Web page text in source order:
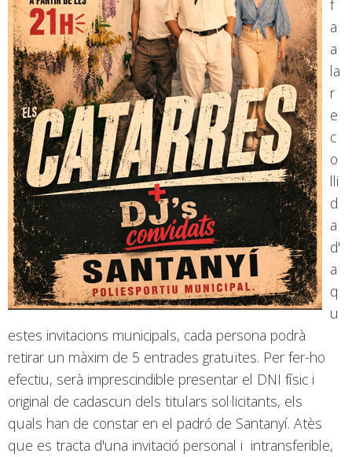
f
a
a
la
r
e
c
o
lli
d
a
d'
a
q
u
estes invitacions municipals, cada persona podrà
retirar un màxim de 5 entrades gratuïtes. Per fer-ho
efectiu, serà imprescindible presentar el DNI físic i
original de cadascun dels titulars sol·licitants, els
quals han de constar en el padró de Santanyí. Atès
que es tracta d'una invitació personal i intransferible,